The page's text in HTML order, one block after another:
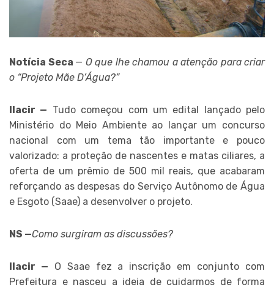
Notícia Seca — O que lhe chamou a atenção para criar
o “Projeto Mãe D’Água?”
Ilacir — Tudo começou com um edital lançado pelo
Ministério do Meio Ambiente ao lançar um concurso
nacional com um tema tão importante e pouco
valorizado: a proteção de nascentes e matas ciliares, a
oferta de um prêmio de 500 mil reais, que acabaram
reforçando as despesas do Serviço Autônomo de Água
e Esgoto (Saae) a desenvolver o projeto.
NS —Como surgiram as discussões?
Ilacir — O Saae fez a inscrição em conjunto com
Prefeitura e nasceu a ideia de cuidarmos de forma